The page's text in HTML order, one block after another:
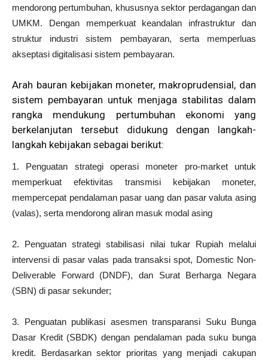
mendorong pertumbuhan, khususnya sektor perdagangan dan
UMKM. Dengan memperkuat keandalan infrastruktur dan
struktur industri sistem pembayaran, serta memperluas
akseptasi digitalisasi sistem pembayaran.
Arah bauran kebijakan moneter, makroprudensial, dan
sistem pembayaran untuk menjaga stabilitas dalam
rangka mendukung pertumbuhan ekonomi yang
berkelanjutan tersebut didukung dengan langkah-
langkah kebijakan sebagai berikut:
1. Penguatan strategi operasi moneter pro-market untuk
memperkuat efektivitas transmisi kebijakan moneter,
mempercepat pendalaman pasar uang dan pasar valuta asing
(valas), serta mendorong aliran masuk modal asing
2. Penguatan strategi stabilisasi nilai tukar Rupiah melalui
intervensi di pasar valas pada transaksi spot, Domestic Non-
Deliverable Forward (DNDF), dan Surat Berharga Negara
(SBN) di pasar sekunder;
3. Penguatan publikasi asesmen transparansi Suku Bunga
Dasar Kredit (SBDK) dengan pendalaman pada suku bunga
kredit. Berdasarkan sektor prioritas yang menjadi cakupan